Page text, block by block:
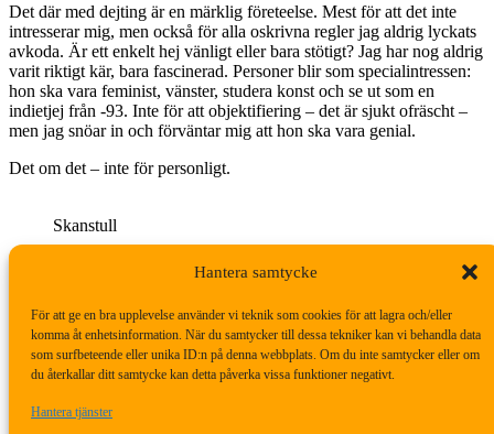
Hantera samtycke
För att ge en bra upplevelse använder vi teknik som cookies för att lagra och/eller
komma åt enhetsinformation. När du samtycker till dessa tekniker kan vi behandla data
som surfbeteende eller unika ID:n på denna webbplats. Om du inte samtycker eller om
du återkallar ditt samtycke kan detta påverka vissa funktioner negativt.
Hantera tjänster
Det där med dejting är en märklig företeelse. Mest för att det inte
intresserar mig, men också för alla oskrivna regler jag aldrig lyckats
avkoda. Är ett enkelt hej vänligt eller bara stötigt? Jag har nog aldrig
varit riktigt kär, bara fascinerad. Personer blir som specialintressen:
hon ska vara feminist, vänster, studera konst och se ut som en
indietjej från -93. Inte för att objektifiering – det är sjukt ofräscht –
men jag snöar in och förväntar mig att hon ska vara genial.
Det om det – inte för personligt.
Skanstull
Promenerade från Skanstull till Kungsgatan för att döda några
timmar och bara koppla bort världen lite grann. Köpte presenter på
Lager 157. När man bor i ingenstans är det så skönt att kunna
promenera i en stad som aldrig tar slut.